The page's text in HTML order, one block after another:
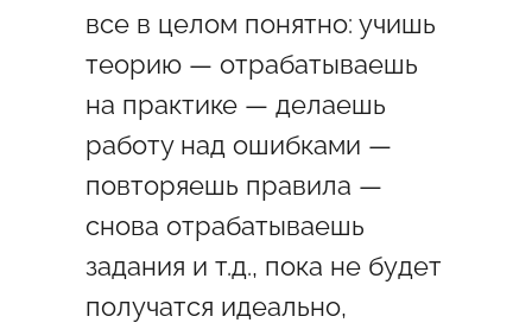
все в целом понятно: учишь
теорию — отрабатываешь
на практике — делаешь
работу над ошибками —
повторяешь правила —
снова отрабатываешь
задания и т.д., пока не будет
получатся идеально,